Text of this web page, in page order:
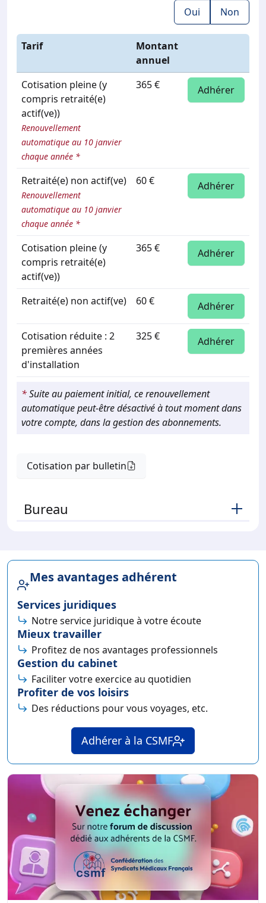
Oui
Non
Tarif
Montant
annuel
Cotisation pleine (y
compris retraité(e)
actif(ve))
Renouvellement
automatique au 10 janvier
chaque année *
365 € Adhérer
Retraité(e) non actif(ve)
Renouvellement
automatique au 10 janvier
chaque année *
60 € Adhérer
Cotisation pleine (y
compris retraité(e)
actif(ve))
365 € Adhérer
Retraité(e) non actif(ve) 60 € Adhérer
Cotisation réduite : 2
premières années
d'installation
325 € Adhérer
*Suite au paiement initial, ce renouvellement
automatique peut-être désactivé à tout moment dans
votre compte, dans la gestion des abonnements.
Cotisation par bulletin
Bureau
Mes avantages adhérent
Services juridiques
Notre service juridique à votre écoute
Mieux travailler
Profitez de nos avantages professionnels
Gestion du cabinet
Faciliter votre exercice au quotidien
Profiter de vos loisirs
Des réductions pour vous voyages, etc.
Adhérer à la CSMF